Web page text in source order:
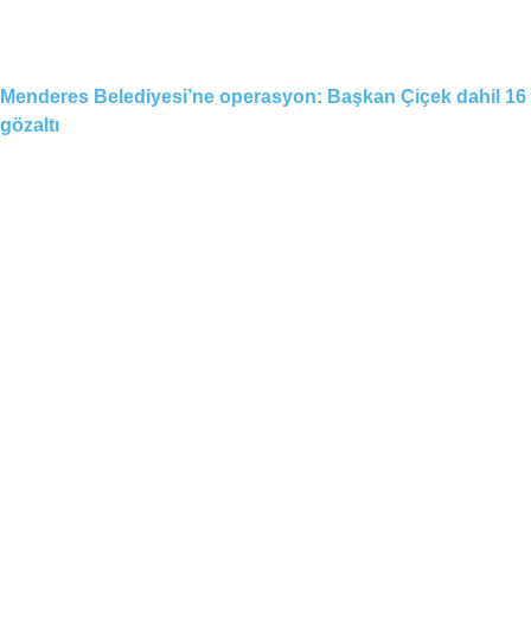
Menderes Belediyesi’ne operasyon: Başkan Çiçek dahil 16
gözaltı